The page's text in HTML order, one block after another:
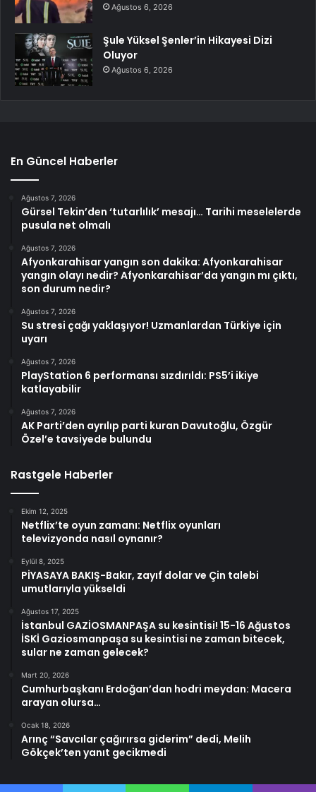
Ağustos 6, 2026
Şule Yüksel Şenler’in Hikayesi Dizi
Oluyor
Ağustos 6, 2026
En Güncel Haberler
Ağustos 7, 2026
Gürsel Tekin’den ‘tutarlılık’ mesajı… Tarihi meselelerde
pusula net olmalı
Ağustos 7, 2026
Afyonkarahisar yangın son dakika: Afyonkarahisar
yangın olayı nedir? Afyonkarahisar’da yangın mı çıktı,
son durum nedir?
Ağustos 7, 2026
Su stresi çağı yaklaşıyor! Uzmanlardan Türkiye için
uyarı
Ağustos 7, 2026
PlayStation 6 performansı sızdırıldı: PS5’i ikiye
katlayabilir
Ağustos 7, 2026
AK Parti’den ayrılıp parti kuran Davutoğlu, Özgür
Özel’e tavsiyede bulundu
Rastgele Haberler
Ekim 12, 2025
Netflix’te oyun zamanı: Netflix oyunları
televizyonda nasıl oynanır?
Eylül 8, 2025
PİYASAYA BAKIŞ-Bakır, zayıf dolar ve Çin talebi
umutlarıyla yükseldi
Ağustos 17, 2025
İstanbul GAZİOSMANPAŞA su kesintisi! 15-16 Ağustos
İSKİ Gaziosmanpaşa su kesintisi ne zaman bitecek,
sular ne zaman gelecek?
Mart 20, 2026
Cumhurbaşkanı Erdoğan’dan hodri meydan: Macera
arayan olursa…
Ocak 18, 2026
Arınç “Savcılar çağırırsa giderim” dedi, Melih
Gökçek’ten yanıt gecikmedi